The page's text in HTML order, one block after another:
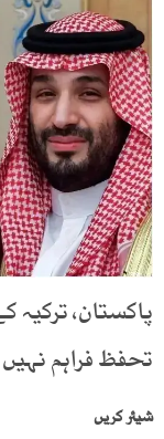
پاکستان،
تحفظ فراہم
شیئر کریں